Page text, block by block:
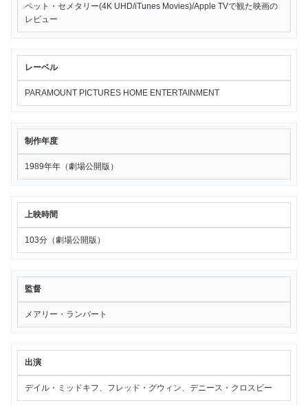
ペット・セメタリー(4K UHD/iTunes Movies)/Apple TVで観た映画の
レビュー
レーベル
PARAMOUNT PICTURES HOME ENTERTAINMENT
制作年度
1989年年（劇場公開版）
上映時間
103分（劇場公開版）
監督
メアリー・ランバート
出演
デイル・ミッドキフ、フレッド・グウィン、デニース・クロスビー